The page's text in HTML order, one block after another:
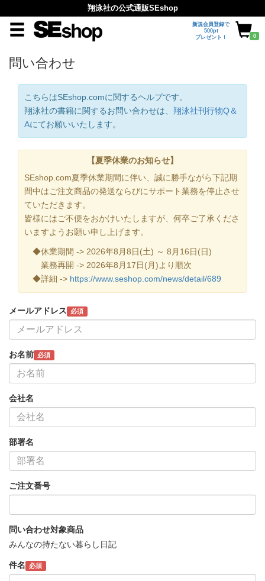
翔泳社の公式通販SEshop
新規会員登録で
500pt
プレゼント！
0
問い合わせ
こちらはSEshop.comに関するヘルプです。
翔泳社の書籍に関するお問い合わせは、 翔泳社刊行物Q＆
Aにてお願いいたします。
【夏季休業のお知らせ】
SEshop.com夏季休業期間に伴い、誠に勝手ながら下記期
間中はご注文商品の発送ならびにサポート業務を停止させ
ていただきます。
皆様にはご不便をおかけいたしますが、何卒ご了承くださ
いますようお願い申し上げます。
◆休業期間 -> 2026年8月8日(土) ～ 8月16日(日)
業務再開 -> 2026年8月17日(月)より順次
◆詳細 -> https://www.seshop.com/news/detail/689
メールアドレス 必須
お名前 必須
会社名
部署名
ご注文番号
問い合わせ対象商品
みんなの持たない暮らし日記
件名 必須